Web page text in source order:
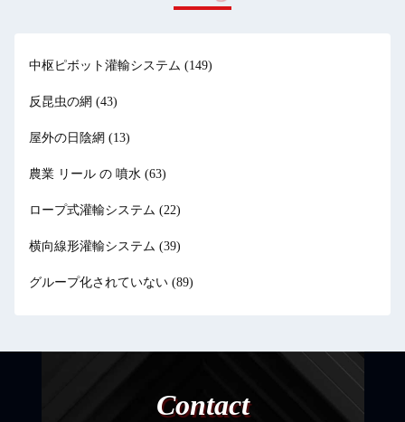
中枢ピボット灌輸システム (149)
反昆虫の網 (43)
屋外の日陰網 (13)
農業 リール の 噴水 (63)
ロープ式灌輸システム (22)
横向線形灌輸システム (39)
グループ化されていない (89)
Contact